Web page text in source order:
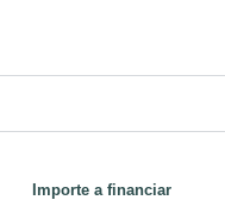
Importe a financiar